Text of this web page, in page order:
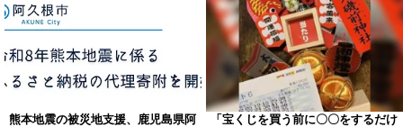
熊本地震の被災地支援、鹿児島県阿
「宝くじを買う前に〇〇をするだけ